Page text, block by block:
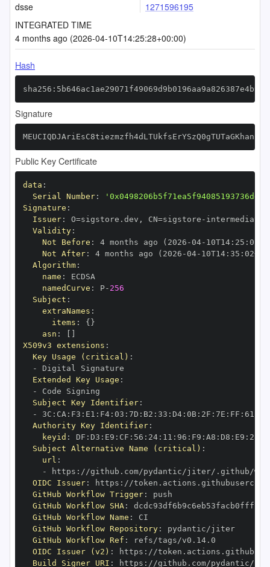
dsse
1271596195
INTEGRATED TIME
4 months ago (2026-04-10T14:25:28+00:00)
Hash
Signature
Public Key Certificate
data :
Serial Number:
Signature :
Issuer: O=sigstore.dev , CN=sigstore -
Validity:
Not Before : 4 months ago (2026 -04- 10T14: 25 :
Not After: 4 months ago (2026 -04- 10T14: 35 : 02+00
Algorithm:
name :
namedCurve : P- 256
Subject :
extraNames :
items : { }
asn :
X509v3 extensions :
Key Usage (critical) :
-
Extended Key Usage :
-
Subject Key Identifier:
-
3C : CA : F3 : E1 : F4: 03 : 7D : B2 : 33 : D4: 0B: 2F : 7E : FF : 61
Authority Key Identifier:
keyid : DF : D3 : E9 : CF : 56 : 24: 11 : 96 : F9 : A8 : D8 : E9 : 28
Subject Alternative Name (critical) :
url :
-
https :
OIDC Issuer: https :
GitHub Workflow Trigger:
GitHub Workflow SHA:
GitHub Workflow Name :
GitHub Workflow Repository:
pydantic/jiter
GitHub Workflow Ref :
OIDC Issuer (v2) : https :
Build Signer URI : https :